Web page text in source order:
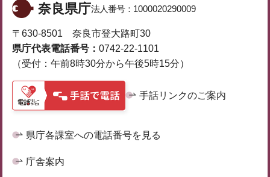
奈良県庁法人番号： 1000020290009
〒630-8501 奈良市登大路町30
県庁代表電話番号： 0742-22-1101
（受付：午前8時30分から午後5時15分）
手話リンクのご案内
県庁各課室への電話番号を見る
庁舎案内